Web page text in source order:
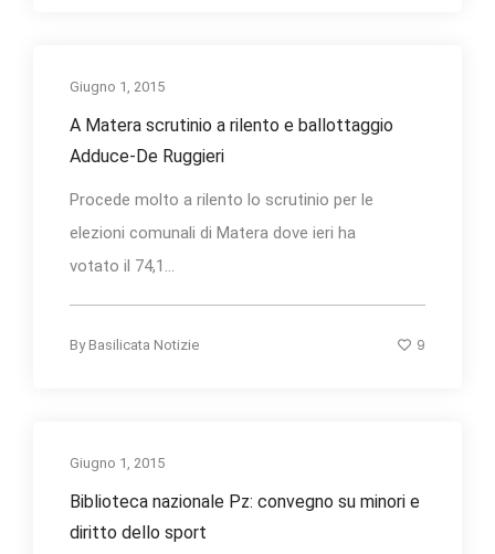
Giugno 1, 2015
A Matera scrutinio a rilento e ballottaggio
Adduce-De Ruggieri
Procede molto a rilento lo scrutinio per le
elezioni comunali di Matera dove ieri ha
votato il 74,1...
By Basilicata Notizie 9
Giugno 1, 2015
Biblioteca nazionale Pz: convegno su minori e
diritto dello sport